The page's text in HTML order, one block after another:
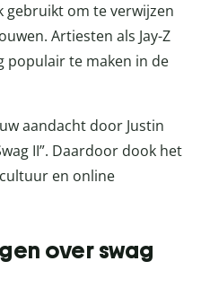
gebruikt om te verwijzen
Artiesten als Jay-Z
populair te maken in de
aandacht door Justin
II”. Daardoor dook het
en online
over swag